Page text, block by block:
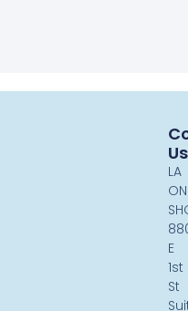
Us
LA
E
1st
St